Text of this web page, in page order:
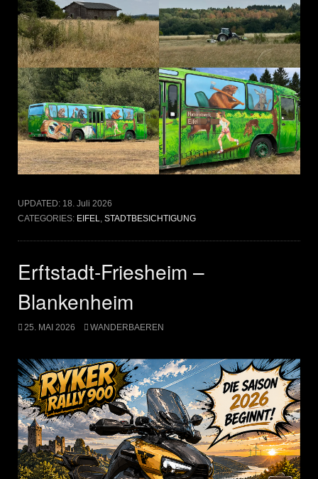
UPDATED: 18. Juli 2026
CATEGORIES: EIFEL STADTBESICHTIGUNG
Erftstadt-Friesheim –
Blankenheim
25. MAI 2026 WANDERBAEREN